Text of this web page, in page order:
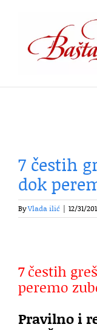
content
7 čestih
dok
ByVlada ilić 12/31/
7 čestih
peremo
Pravilno i